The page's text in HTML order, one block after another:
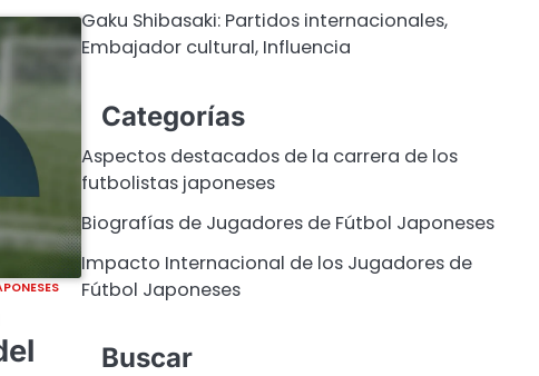
Gaku Shibasaki: Partidos internacionales,
Embajador cultural, Influencia
Categorías
Aspectos destacados de la carrera de los
futbolistas japoneses
Biografías de Jugadores de Fútbol Japoneses
Impacto Internacional de los Jugadores de
Fútbol Japoneses
Buscar